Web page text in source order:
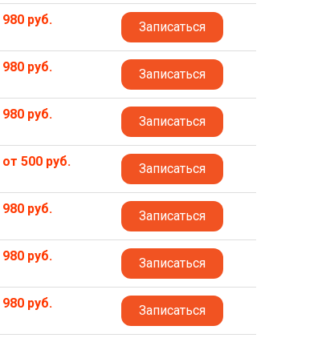
980 руб. Записаться
980 руб. Записаться
980 руб. Записаться
от 500 руб. Записаться
980 руб. Записаться
980 руб. Записаться
980 руб. Записаться